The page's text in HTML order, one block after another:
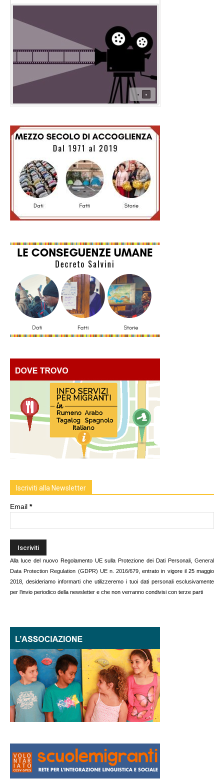
• •
Iscriviti alla Newsletter
Email *
Alla luce del nuovo Regolamento UE sulla Protezione dei Dati Personali, General
Data Protection Regulation (GDPR) UE n. 2016/679 , entrato in vigore il 25 maggio
2018, desideriamo informarti che utilizzeremo i tuoi dati personali esclusivamente
per l’invio periodico della newsletter e che non verranno condivisi con terze parti